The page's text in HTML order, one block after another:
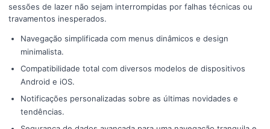
sessões de lazer não sejam interrompidas por falhas técnicas ou
travamentos inesperados.
Navegação simplificada com menus dinâmicos e design
minimalista.
Compatibilidade total com diversos modelos de dispositivos
Android e iOS.
Notificações personalizadas sobre as últimas novidades e
tendências.